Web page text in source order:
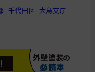
千代田区 大島支庁